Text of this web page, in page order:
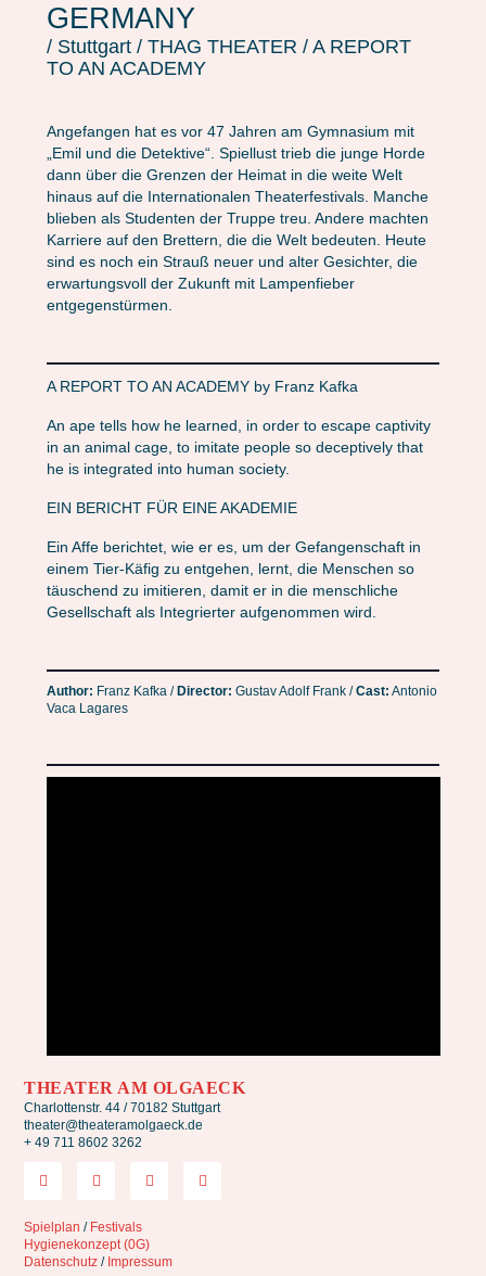
GERMANY
/ Stuttgart / THAG THEATER / A REPORT
TO AN ACADEMY
Angefangen hat es vor 47 Jahren am Gymnasium mit
„Emil und die Detektive“. Spiellust trieb die junge Horde
dann über die Grenzen der Heimat in die weite Welt
hinaus auf die Internationalen Theaterfestivals. Manche
blieben als Studenten der Truppe treu. Andere machten
Karriere auf den Brettern, die die Welt bedeuten. Heute
sind es noch ein Strauß neuer und alter Gesichter, die
erwartungsvoll der Zukunft mit Lampenfieber
entgegenstürmen.
A REPORT TO AN ACADEMY by Franz Kafka
An ape tells how he learned, in order to escape captivity
in an animal cage, to imitate people so deceptively that
he is integrated into human society.
EIN BERICHT FÜR EINE AKADEMIE
Ein Affe berichtet, wie er es, um der Gefangenschaft in
einem Tier-Käfig zu entgehen, lernt, die Menschen so
täuschend zu imitieren, damit er in die menschliche
Gesellschaft als Integrierter aufgenommen wird.
Author: Franz Kafka /Director: Gustav Adolf Frank /Cast: Antonio
Vaca Lagares
THEATER AM OLGAECK
Charlottenstr. 44 / 70182 Stuttgart
theater@theateramolgaeck.de
+ 49 711 8602 3262
Spielplan / Festivals
Hygienekonzept (0G)
Datenschutz / Impressum